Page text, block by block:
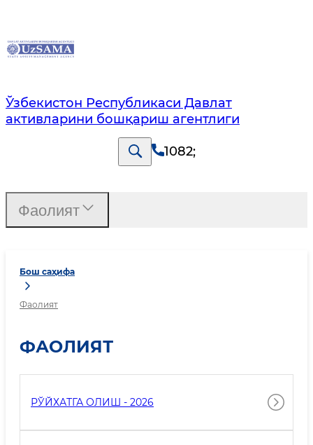
Ўзбекистон Республикаси Давлат
активларини бошқариш агентлиги
1082;
Бош саҳифа
Фаолият
ФАОЛИЯТ
РЎЙХАТГА ОЛИШ - 2026
Фаолият